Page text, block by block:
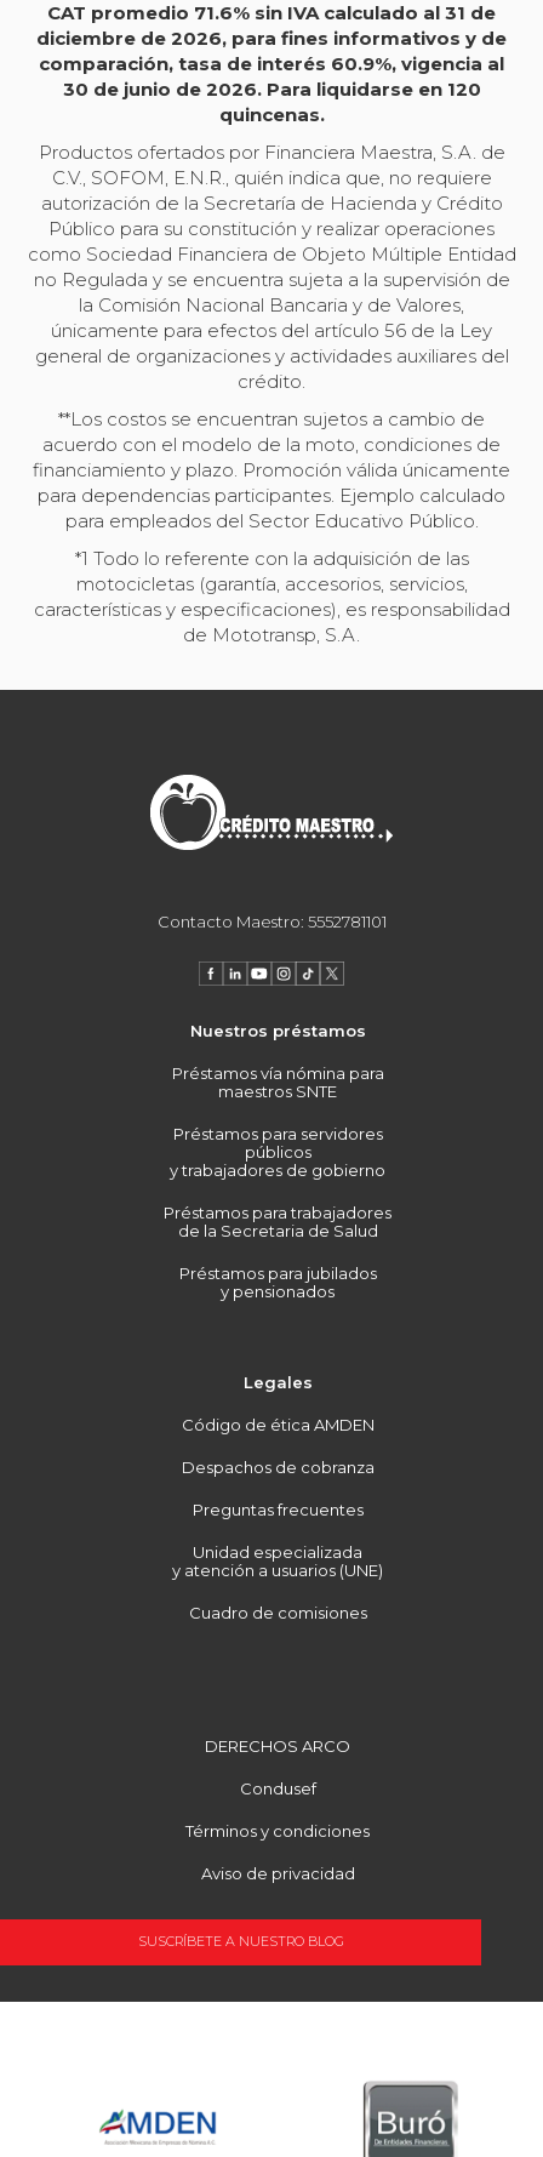
CAT promedio 71.6% sin IVA calculado al 31 de
diciembre de 2026, para fines informativos y de
comparación, tasa de interés 60.9%, vigencia al
30 de junio de 2026. Para liquidarse en 120
quincenas.
Productos ofertados por Financiera Maestra, S.A. de
C.V., SOFOM, E.N.R., quién indica que, no requiere
autorización de la Secretaría de Hacienda y Crédito
Público para su constitución y realizar operaciones
como Sociedad Financiera de Objeto Múltiple Entidad
no Regulada y se encuentra sujeta a la supervisión de
la Comisión Nacional Bancaria y de Valores,
únicamente para efectos del artículo 56 de la Ley
general de organizaciones y actividades auxiliares del
crédito.
**Los costos se encuentran sujetos a cambio de
acuerdo con el modelo de la moto, condiciones de
financiamiento y plazo. Promoción válida únicamente
para dependencias participantes. Ejemplo calculado
para empleados del Sector Educativo Público.
*1 Todo lo referente con la adquisición de las
motocicletas (garantía, accesorios, servicios,
características y especificaciones), es responsabilidad
de Mototransp, S.A.
Contacto Maestro: 5552781101
Nuestros préstamos
Préstamos vía nómina para
maestros SNTE
Préstamos para servidores
públicos
y trabajadores de gobierno
Préstamos para trabajadores
de la Secretaria de Salud
Préstamos para jubilados
y pensionados
Legales
Código de ética AMDEN
Despachos de cobranza
Preguntas frecuentes
Unidad especializada
y atención a usuarios (UNE)
Cuadro de comisiones
DERECHOS ARCO
Condusef
Términos y condiciones
Aviso de privacidad
SUSCRÍBETE A NUESTRO BLOG